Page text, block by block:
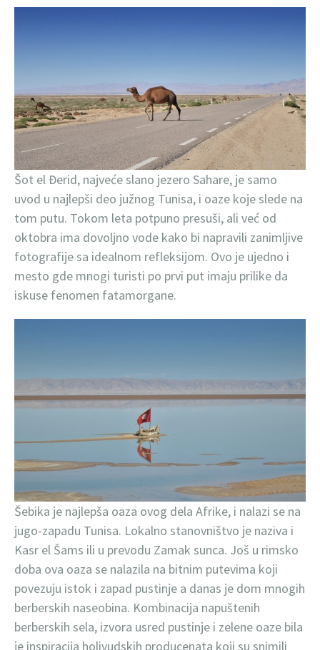
Šot el Đerid, najveće slano jezero Sahare, je samo
uvod u najlepši deo južnog Tunisa, i oaze koje slede na
tom putu. Tokom leta potpuno presuši, ali već od
oktobra ima dovoljno vode kako bi napravili zanimljive
fotografije sa idealnom refleksijom. Ovo je ujedno i
mesto gde mnogi turisti po prvi put imaju prilike da
iskuse fenomen fatamorgane.
Šebika je najlepša oaza ovog dela Afrike, i nalazi se na
jugo-zapadu Tunisa. Lokalno stanovništvo je naziva i
Kasr el Šams ili u prevodu Zamak sunca. Još u rimsko
doba ova oaza se nalazila na bitnim putevima koji
povezuju istok i zapad pustinje a danas je dom mnogih
berberskih naseobina. Kombinacija napuštenih
berberskih sela, izvora usred pustinje i zelene oaze bila
je inspiracija holivudskih producenata koji su snimili